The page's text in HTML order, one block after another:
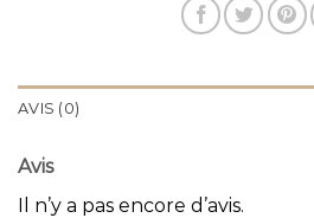
AVIS (0)
Avis
Il n’y a pas encore d’avis.